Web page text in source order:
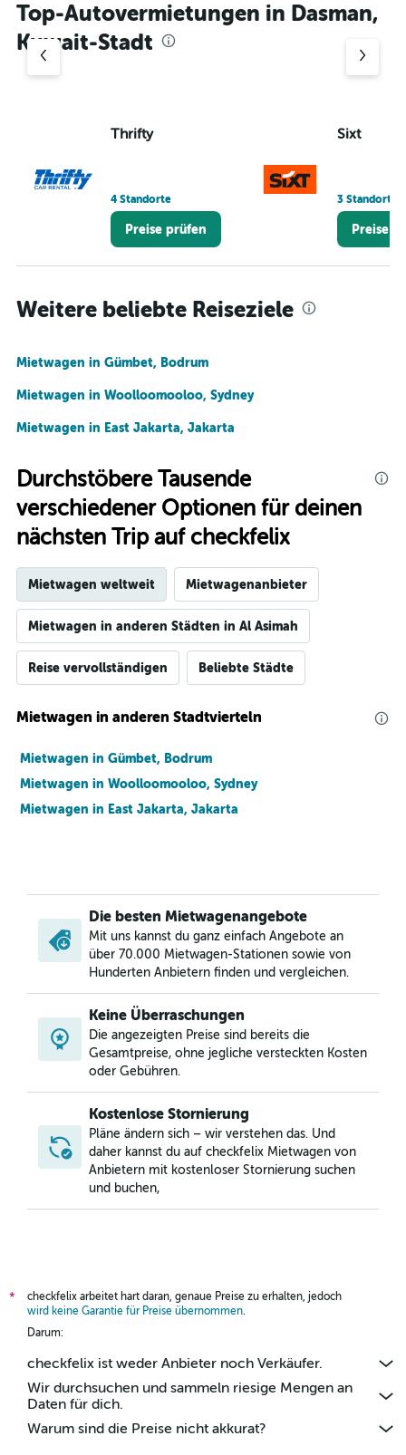
Top-Autovermietungen in Dasman,
Kuwait-Stadt
Thrifty
4 Standorte
Preise prüfen
Sixt
3 Standorte
Preise
Weitere beliebte Reiseziele
Mietwagen in Gümbet, Bodrum
Mietwagen in Woolloomooloo, Sydney
Mietwagen in East Jakarta, Jakarta
Durchstöbere Tausende
verschiedener Optionen für deinen
nächsten Trip auf checkfelix
Mietwagen weltweit Mietwagenanbieter
Mietwagen in anderen Städten in Al Asimah
Reise vervollständigen Beliebte Städte
Mietwagen in anderen Stadtvierteln
Mietwagen in Gümbet, Bodrum
Mietwagen in Woolloomooloo, Sydney
Mietwagen in East Jakarta, Jakarta
Die besten Mietwagenangebote
Mit uns kannst du ganz einfach Angebote an
über 70.000 Mietwagen-Stationen sowie von
Hunderten Anbietern finden und vergleichen.
Keine Überraschungen
Die angezeigten Preise sind bereits die
Gesamtpreise, ohne jegliche versteckten Kosten
oder Gebühren.
Kostenlose Stornierung
Pläne ändern sich – wir verstehen das. Und
daher kannst du auf checkfelix Mietwagen von
Anbietern mit kostenloser Stornierung suchen
und buchen,
*
checkfelix arbeitet hart daran, genaue Preise zu erhalten, jedoch
wird keine Garantie für Preise übernommen.
Darum:
checkfelix ist weder Anbieter noch Verkäufer.
Wir durchsuchen und sammeln riesige Mengen an
Daten für dich.
Warum sind die Preise nicht akkurat?